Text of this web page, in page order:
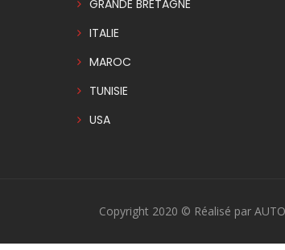
GRANDE BRETAGNE
ITALIE
MAROC
TUNISIE
USA
Copyright 2020 © Réalisé par